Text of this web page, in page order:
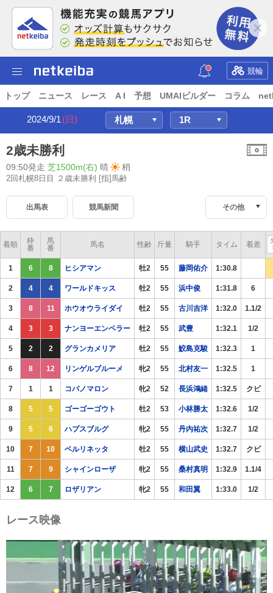
競輪
トップ ニュース レース A I 予想 UMAIビルダー コラム
2024/9/1 (日)
2歳未勝利
09:50発走 芝1500m(右) 晴 稍
2回札幌8日目 ２歳未勝利 [指]馬齢
出馬表 競馬新聞 その他
着順
枠
番
馬
番
馬名 性齢 斤量 騎手 タイム 着差
1 6 8 ヒシアマン 牡2 55 藤岡佑介 1:30.8
2 4 4 ワールドキッス 牡2 55 浜中俊 1:31.8 6
3 8 11 ホウオウライダイ 牡2 55 古川吉洋 1:32.0 1.1/2
4 3 3 ナンヨーエンペラー 牡2 55 武豊 1:32.1 1/2
5 2 2 グランカメリア 牡2 55 鮫島克駿 1:32.3 1
6 8 12 リンゲルブルーメ 牝2 55 北村友一 1:32.5 1
7 1 1 コパノマロン 牝2 52 長浜鴻緒 1:32.5 クビ
8 5 5 ゴーゴーゴウト 牡2 53 小林勝太 1:32.6 1/2
9 5 6 ハプスブルグ 牝2 55 丹内祐次 1:32.7 1/2
10 7 10 ベルリネッタ 牡2 55 横山武史 1:32.7 クビ
11 7 9 シャインローザ 牝2 55 桑村真明 1:32.9 1.1/4
12 6 7 ロザリアン 牝2 55 和田翼 1:33.0 1/2
レース映像